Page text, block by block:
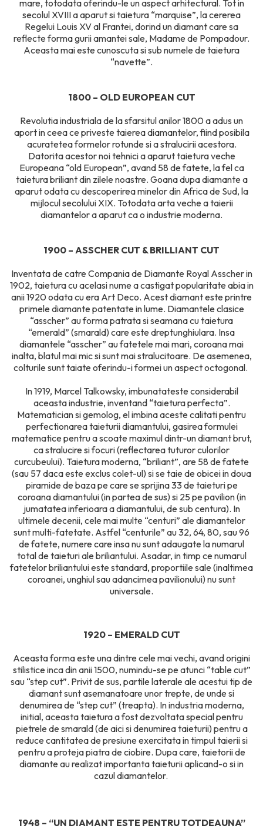
mare, totodata oferindu-le un aspect arhitectural. Tot in
secolul XVIII a aparut si taietura “marquise”, la cererea
Regelui Louis XV al Frantei, dorind un diamant care sa
reflecte forma gurii amantei sale, Madame de Pompadour.
Aceasta mai este cunoscuta si sub numele de taietura
“navette”.
1800 – OLD EUROPEAN CUT
Revolutia industriala de la sfarsitul anilor 1800 a adus un
aport in ceea ce priveste taierea diamantelor, fiind posibila
acuratetea formelor rotunde si a stralucirii acestora.
Datorita acestor noi tehnici a aparut taietura veche
Europeana “old European”, avand 58 de fatete, la fel ca
taietura briliant din zilele noastre. Goana dupa diamante a
aparut odata cu descoperirea minelor din Africa de Sud, la
mijlocul secolului XIX. Totodata arta veche a taierii
diamantelor a aparut ca o industrie moderna.
1900 – ASSCHER CUT & BRILLIANT CUT
Inventata de catre Compania de Diamante Royal Asscher in
1902, taietura cu acelasi nume a castigat popularitate abia in
anii 1920 odata cu era Art Deco. Acest diamant este printre
primele diamante patentate in lume. Diamantele clasice
“asscher” au forma patrata si seamana cu taietura
“emerald” (smarald) care este dreptunghiulara. Insa
diamantele “asscher” au fatetele mai mari, coroana mai
inalta, blatul mai mic si sunt mai stralucitoare. De asemenea,
colturile sunt taiate oferindu-i formei un aspect octogonal.
In 1919, Marcel Talkowsky, imbunatateste considerabil
aceasta industrie, inventand “taietura perfecta”.
Matematician si gemolog, el imbina aceste calitati pentru
perfectionarea taieturii diamantului, gasirea formulei
matematice pentru a scoate maximul dintr-un diamant brut,
ca stralucire si focuri (reflectarea tuturor culorilor
curcubeului). Taietura moderna, “briliant”, are 58 de fatete
(sau 57 daca este exclus colet-ul) si se taie de obicei in doua
piramide de baza pe care se sprijina 33 de taieturi pe
coroana diamantului (in partea de sus) si 25 pe pavilion (in
jumatatea inferioara a diamantului, de sub centura). In
ultimele decenii, cele mai multe “centuri” ale diamantelor
sunt multi-fatetate. Astfel “centurile” au 32, 64, 80, sau 96
de fatete, numere care insa nu sunt adaugate la numarul
total de taieturi ale briliantului. Asadar, in timp ce numarul
fatetelor briliantului este standard, proportiile sale (inaltimea
coroanei, unghiul sau adancimea pavilionului) nu sunt
universale.
1920 – EMERALD CUT
Aceasta forma este una dintre cele mai vechi, avand origini
stilistice inca din anii 1500, numindu-se pe atunci “table cut”
sau “step cut”. Privit de sus, partile laterale ale acestui tip de
diamant sunt asemanatoare unor trepte, de unde si
denumirea de “step cut” (treapta). In industria moderna,
initial, aceasta taietura a fost dezvoltata special pentru
pietrele de smarald (de aici si denumirea taieturii) pentru a
reduce cantitatea de presiune exercitata in timpul taierii si
pentru a proteja piatra de ciobire. Dupa care, taietorii de
diamante au realizat importanta taieturii aplicand-o si in
cazul diamantelor.
1948 – “UN DIAMANT ESTE PENTRU TOTDEAUNA”